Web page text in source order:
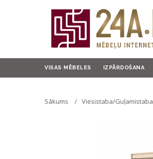
VISAS MĒBELES IZPĀRDOŠANA
Sākums Viesistaba/Guļamistaba